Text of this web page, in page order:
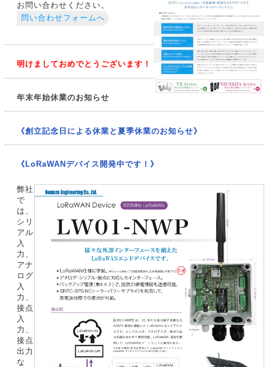
お問い合わせください。
問い合わせフォームへ
明けましておめでとうございます！
年末年始休業のお知らせ
《創立記念日による休業と夏季休業のお知らせ》
《LoRaWANデバイス開発中です！》
弊社
で
は、
シリ
アル
入
力、
アナ
ログ
入
力、
接点
入
力、
接点
出力
な